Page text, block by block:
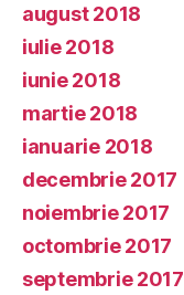
august 2018
iulie 2018
iunie 2018
martie 2018
ianuarie 2018
decembrie 2017
noiembrie 2017
octombrie 2017
septembrie 2017